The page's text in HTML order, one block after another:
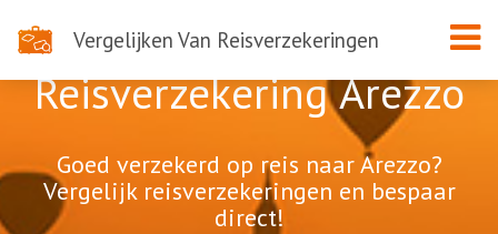
Vergelijken Van Reisverzekeringen
Reisverzekering Arezzo
Goed verzekerd op reis naar Arezzo?
Vergelijk reisverzekeringen en bespaar
direct!